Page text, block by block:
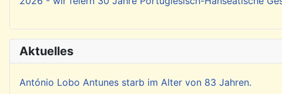
Aktuelles
António Lobo Antunes starb im Alter von 83 Jahren.